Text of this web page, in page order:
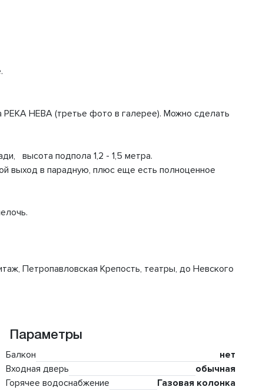
РЕКА НЕВА (третье фото в галерее). Можно сделать
высота подпола 1,2 - 1,5 метра.
выход в парадную, плюс еще есть полноценное
Петропавловская Крепость, театры, до Невского
Параметры
Балкон
нет
Входная дверь
обычная
Горячее водоснабжение
Газовая колонка